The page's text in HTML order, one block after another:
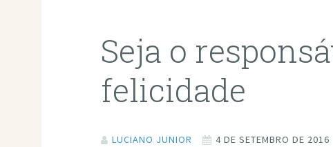
Seja o
felicidade
LUCIANO JUNIOR 4 DE SETEMBRO DE 2016